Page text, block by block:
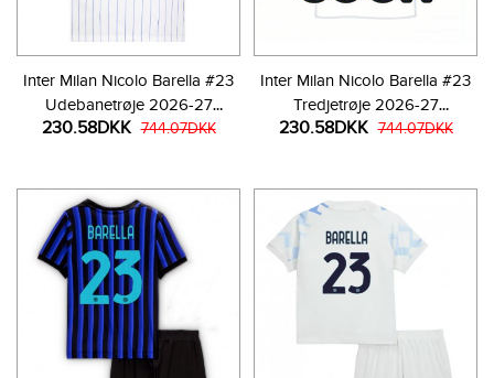
Inter Milan Nicolo Barella #23
Udebanetrøje 2026-27
Kortærmet
230.58DKK 744.07DKK
Inter Milan Nicolo Barella #23
Tredjetrøje 2026-27
Kortærmet
230.58DKK 744.07DKK